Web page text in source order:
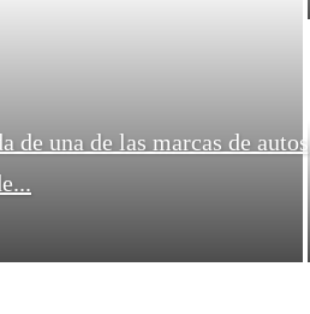
de una de las marcas de autos